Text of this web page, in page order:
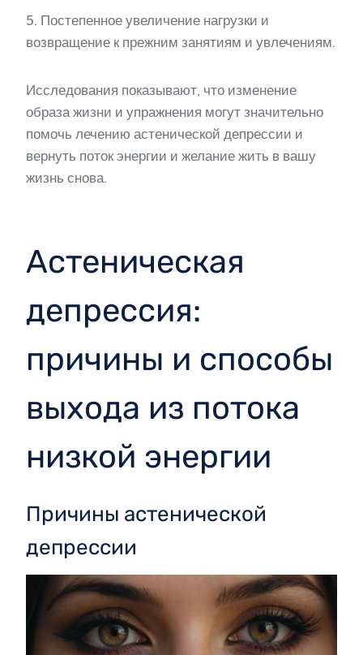
5. Постепенное увеличение нагрузки и
возвращение к прежним занятиям и увлечениям.
Исследования показывают, что изменение
образа жизни и упражнения могут значительно
помочь лечению астенической депрессии и
вернуть поток энергии и желание жить в вашу
жизнь снова.
Астеническая
депрессия:
причины и способы
выхода из потока
низкой энергии
Причины астенической
депрессии